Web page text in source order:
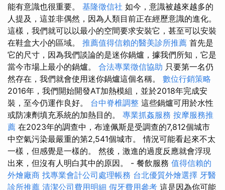
能有意識也很重要。 基隆徵信社 如今，意識被越來越多的
人提及，這並非偶然，因為人類目前正在經歷意識的進化。
這樣，我們就可以以最小的空間要求安裝它，甚至可以安裝
在鞋盒大小的區域。 推薦值得信賴的醫美診所推薦 首先是
它的尺寸，因為我們談論的是迷你鍋爐，據我們所知，它是
當今市場上最小的鍋爐。 合法專業徵信協助 只要第一名仍
然存在，我們就會使用迷你鍋爐這個名稱。 數位行銷策略
2016年，我們開始開發AT加熱模組，並於2018年完成安
裝，至今仍運作良好。 台中脊椎調整 這些鍋爐可用於水性
或防凍劑填充系統的加熱目的。 專業抓姦服務 按摩服務推
薦 在2023年的調查中，布達佩斯是受調查的7,812個城市
中空氣污染最嚴重的第2,541個城市。 情況可能看起來不太
一樣，但感覺是一樣的。 然後，激進的過度反應就會浮現
出來，但沒有人明白其中的原因。 - 餐飲服務 值得信賴的
外燴廠商 找專業會計公司處理帳務 台北優質外燴選擇 牙醫
診所推薦 清潔公司費用明細 假牙費用參考 這是因為你可能